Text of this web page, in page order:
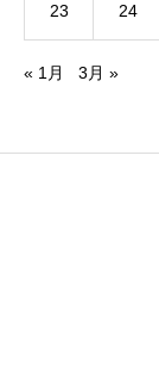
23 24
« 1月 3月 »